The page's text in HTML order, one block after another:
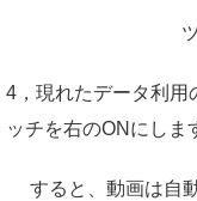
4，現れたデータ利用
ッチを右のONにしま
すると、動画は自